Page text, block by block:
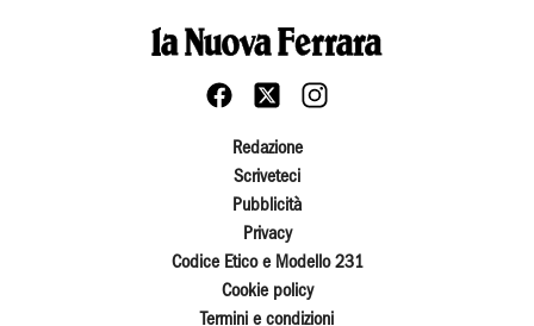
Redazione
Scriveteci
Pubblicità
Privacy
Codice Etico e Modello 231
Cookie policy
Termini e condizioni